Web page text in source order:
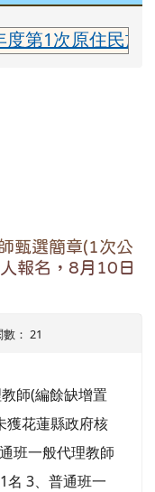
原住民族語言
甄選簡章(1次公
報名，8月10日
： 21
師(編餘缺增置
獲花蓮縣政府核
班一般代理教師
名 3、普通班一